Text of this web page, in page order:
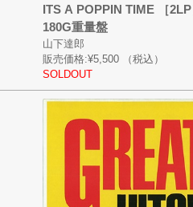
ITS A POPPIN TIME ［
180G重量盤
山下達郎
販売価格:¥5,500
（税込）
SOLDOUT